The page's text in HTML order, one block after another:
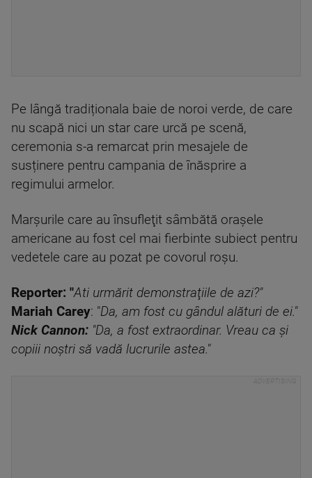
Pe lângă tradiționala baie de noroi verde, de care
nu scapă nici un star care urcă pe scenă,
ceremonia s-a remarcat prin mesajele de
susținere pentru campania de înăsprire a
regimului armelor.
Marşurile care au însufleţit sâmbătă oraşele
americane au fost cel mai fierbinte subiect pentru
vedetele care au pozat pe covorul roşu.
Reporter: "Ati urmărit demonstraţiile de azi?"
Mariah Carey: "Da, am fost cu gândul alături de ei."
Nick Cannon: "Da, a fost extraordinar. Vreau ca şi
copiii noştri să vadă lucrurile astea."